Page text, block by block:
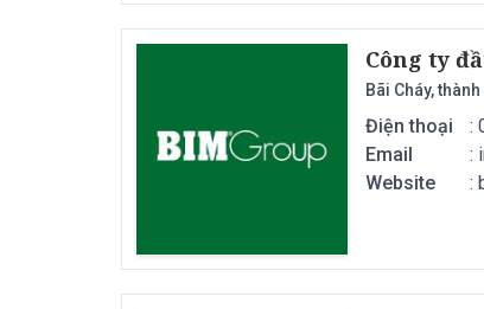
Công ty
Bãi Cháy,
Điện thoại
:
Email
:
Website
: